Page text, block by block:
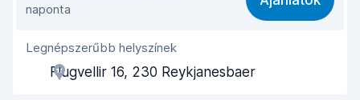
Könnyű megtalálás 9,8
Ügynöki segítőkészség
Az autó átvételéhez szükséges idő
naponta
Legnépszerűbb helyszínek
Flugvellir 16, 230 Reykjanesbaer